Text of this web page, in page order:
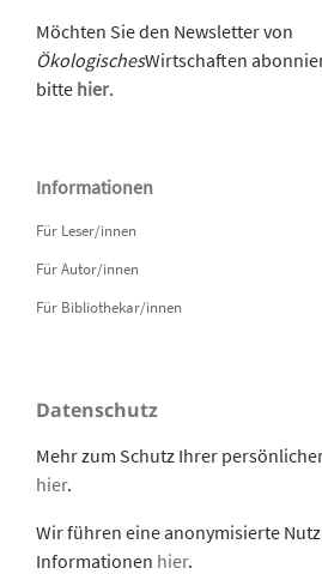
Möchten Sie den Newsletter von
ÖkologischesWirtschaften
bitte hier.
Informationen
Für Leser/innen
Für Autor/innen
Für Bibliothekar/innen
Datenschutz
Mehr zum Schutz Ihrer
hier.
Wir führen eine anonymisierte
Informationen hier.